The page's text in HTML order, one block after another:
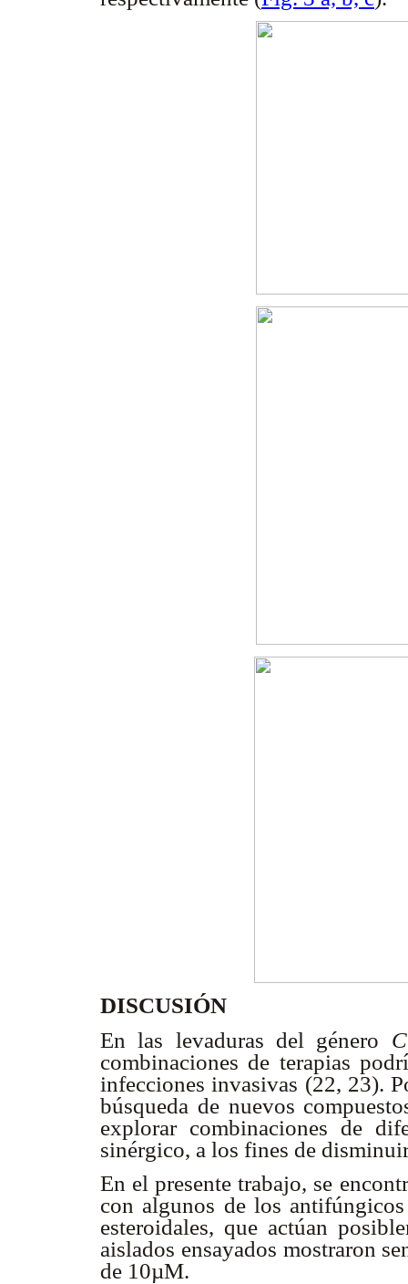
DISCUSIÓN
En las levaduras del género
combinaciones de terapias
infecciones invasivas (22, 23).
búsqueda de nuevos
explorar combinaciones de
sinérgico, a los fines de
En el presente trabajo, se
con algunos de los
esteroidales, que actúan
aislados ensayados mostraron
de 10µM.